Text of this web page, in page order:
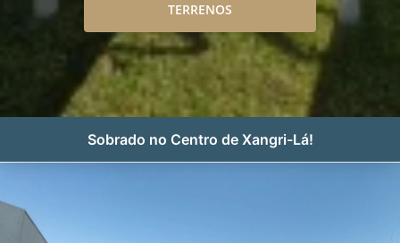
TERRENOS
Sobrado no Centro de Xangri-Lá!